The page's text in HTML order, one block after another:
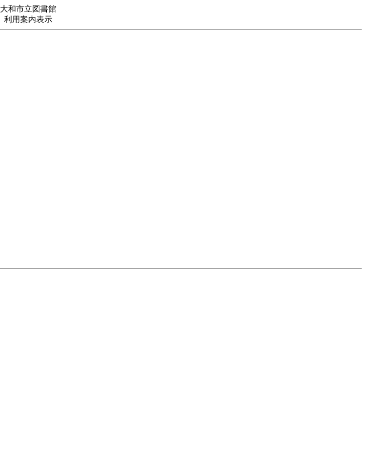
大和市立図書館
利用案内表示